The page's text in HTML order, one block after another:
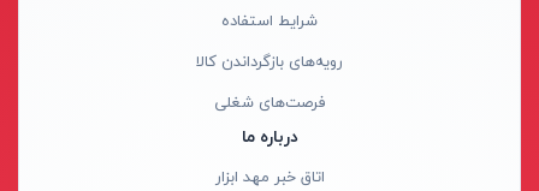
شرایط استفاده
رویه‌های بازگرداندن کالا
فرصت‌های شغلی
درباره ما
اتاق خبر مهد ابزار